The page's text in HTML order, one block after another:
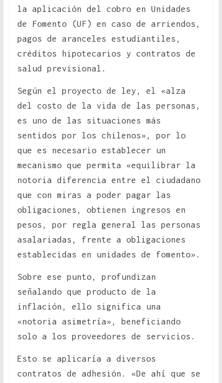
la aplicación del cobro en Unidades
de Fomento (UF) en caso de arriendos,
pagos de aranceles estudiantiles,
créditos hipotecarios y contratos de
salud previsional.
Según el proyecto de ley, el «alza
del costo de la vida de las personas,
es uno de las situaciones más
sentidos por los chilenos», por lo
que es necesario establecer un
mecanismo que permita «equilibrar la
notoria diferencia entre el ciudadano
que con miras a poder pagar las
obligaciones, obtienen ingresos en
pesos, por regla general las personas
asalariadas, frente a obligaciones
establecidas en unidades de fomento».
Sobre ese punto, profundizan
señalando que producto de la
inflación, ello significa una
«notoria asimetría», beneficiando
solo a los proveedores de servicios.
Esto se aplicaría a diversos
contratos de adhesión. «De ahí que se